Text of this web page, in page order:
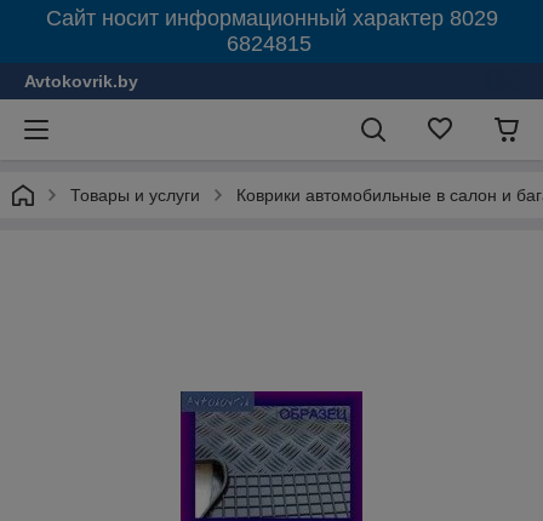
Сайт носит информационный характер 8029
6824815
Avtokovrik.by
Товары и услуги Коврики автомобильные в салон и